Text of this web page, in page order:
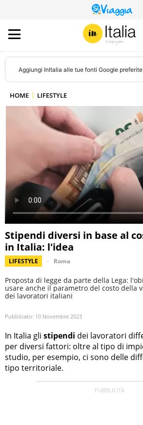
QUESTO
SITO
ALL’AUDIENCE
DI
Aggiungi InItalia alle tue fonti Google preferite
HOME LIFESTYLE
Stipendi diversi in base al
in Italia: l'idea
LIFESTYLE Roma
Proposta di legge da parte della Lega:
usare anche il parametro del costo della
dei lavoratori italiani
Pubblicato: 10 Novembre 2023
In Italia gli stipendi dei lavoratori
per diversi fattori: oltre al tipo di
studio, per esempio, ci sono delle
tipo territoriale.